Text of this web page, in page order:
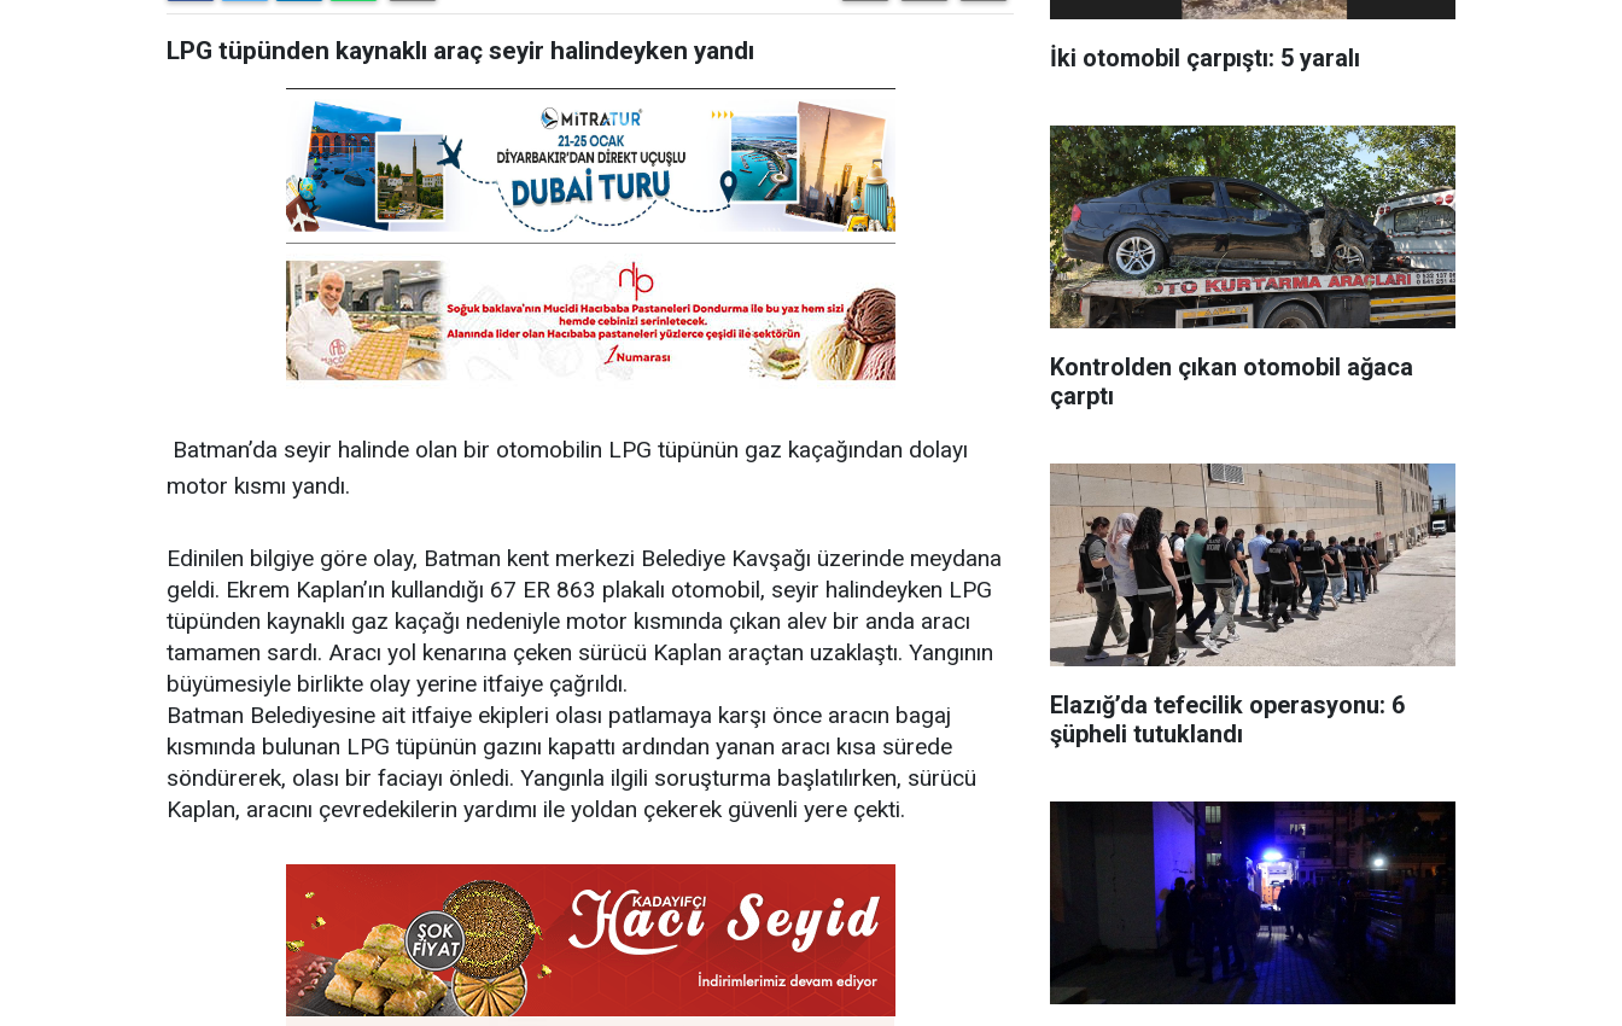
LPG tüpünden kaynaklı araç seyir halindeyken yandı
Batman’da seyir halinde olan bir otomobilin LPG tüpünün gaz kaçağından dolayı
motor kısmı yandı.
Edinilen bilgiye göre olay, Batman kent merkezi Belediye Kavşağı üzerinde meydana
geldi. Ekrem Kaplan’ın kullandığı 67 ER 863 plakalı otomobil, seyir halindeyken LPG
tüpünden kaynaklı gaz kaçağı nedeniyle motor kısmında çıkan alev bir anda aracı
tamamen sardı. Aracı yol kenarına çeken sürücü Kaplan araçtan uzaklaştı. Yangının
büyümesiyle birlikte olay yerine itfaiye çağrıldı.
Batman Belediyesine ait itfaiye ekipleri olası patlamaya karşı önce aracın bagaj
kısmında bulunan LPG tüpünün gazını kapattı ardından yanan aracı kısa sürede
söndürerek, olası bir faciayı önledi. Yangınla ilgili soruşturma başlatılırken, sürücü
Kaplan, aracını çevredekilerin yardımı ile yoldan çekerek güvenli yere çekti.
İki otomobil çarpıştı: 5 yaralı
Kontrolden çıkan otomobil ağaca
çarptı
Elazığ’da tefecilik operasyonu: 6
şüpheli tutuklandı